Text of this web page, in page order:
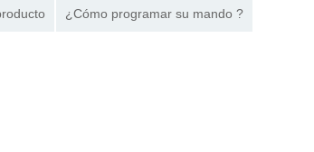
¿Cómo programar su mando ?